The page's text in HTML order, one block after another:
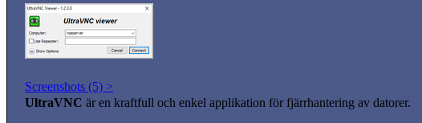
Screenshots (5) >
UltraVNC är en kraftfull och enkel applikation för fjärrhantering av datorer.